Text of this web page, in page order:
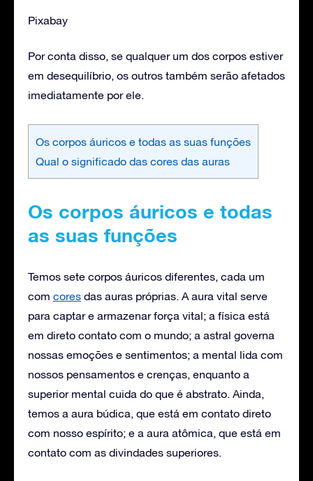
Pixabay
Por conta disso, se qualquer um dos corpos estiver
em desequilíbrio, os outros também serão afetados
imediatamente por ele.
Os corpos áuricos e todas as suas funções
Qual o significado das cores das auras
Os corpos áuricos e todas
as suas funções
Temos sete corpos áuricos diferentes, cada um
com cores das auras próprias. A aura vital serve
para captar e armazenar força vital; a física está
em direto contato com o mundo; a astral governa
nossas emoções e sentimentos; a mental lida com
nossos pensamentos e crenças, enquanto a
superior mental cuida do que é abstrato. Ainda,
temos a aura búdica, que está em contato direto
com nosso espírito; e a aura atômica, que está em
contato com as divindades superiores.